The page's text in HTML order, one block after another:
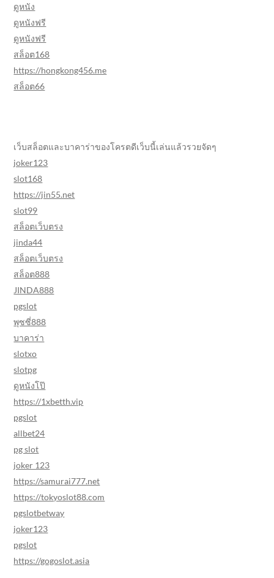
ดูหนัง
ดูหนังฟรี
ดูหนังฟรี
สล็อต168
https://hongkong456.me
สล็อต66
เว็บสล็อตและบาคาร่าของโครตดีเว็บนี้เล่นแล้วรวยจัดๆ
joker123
slot168
https://jin55.net
slot99
สล็อตเว็บตรง
jinda44
สล็อตเว็บตรง
สล็อต888
JINDA888
pgslot
พุซซี่888
บาคาร่า
slotxo
slotpg
ดูหนังโป๊
https://1xbetth.vip
pgslot
allbet24
pg slot
joker 123
https://samurai777.net
https://tokyoslot88.com
pgslotbetway
joker123
pgslot
https://gogoslot.asia